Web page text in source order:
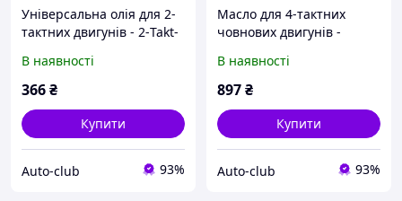
Універсальна олія для 2-
тактних двигунів - 2-Takt-
В наявності
366₴
Купити
Auto-club 93%
Масло для 4-тактних
човнових двигунів -
10W-40 1 л.
В наявності
897₴
Купити
Auto-club 93%